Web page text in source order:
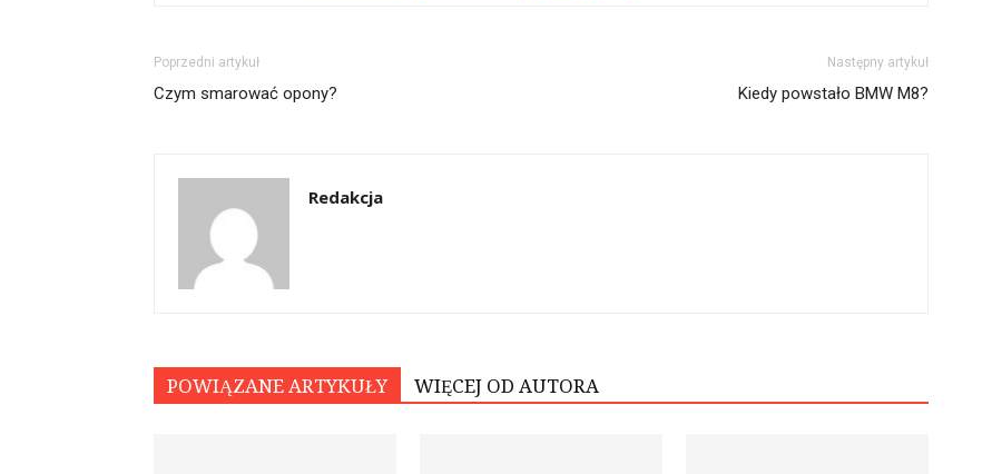
Poprzedni artykuł
Czym smarować opony?
Następny artykuł
Kiedy powstało BMW M8?
Redakcja
POWIĄZANE ARTYKUŁY WIĘCEJ OD AUTORA